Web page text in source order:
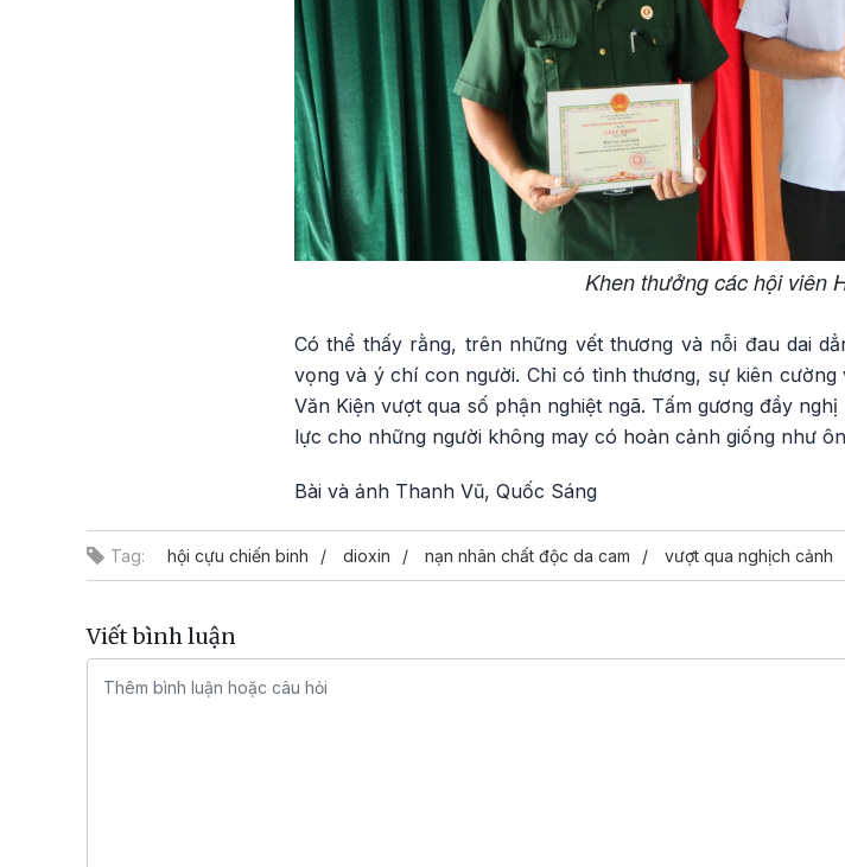
Khen thưởng các hội viên
Có thể thấy rằng, trên những vết thương và nỗi đau dai
vọng và ý chí con người. Chỉ có tình thương, sự kiên
Văn Kiện vượt qua số phận nghiệt ngã. Tấm gương đầy
lực cho những người không may có hoàn cảnh giống như
Bài và ảnh Thanh Vũ, Quốc Sáng
Tag: hội cựu chiến binh dioxin nạn nhân chất độc da cam vượt qua nghịch cảnh
Viết bình luận